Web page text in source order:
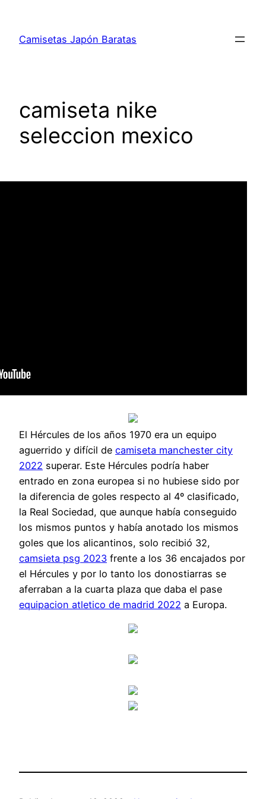
contenido
Camisetas Japón Baratas
camiseta nike
seleccion mexico
El Hércules de los años 1970 era un equipo
aguerrido y difícil de camiseta manchester city
2022 superar. Este Hércules podría haber
entrado en zona europea si no hubiese sido por
la diferencia de goles respecto al 4º clasificado,
la Real Sociedad, que aunque había conseguido
los mismos puntos y había anotado los mismos
goles que los alicantinos, solo recibió 32,
camsieta psg 2023 frente a los 36 encajados por
el Hércules y por lo tanto los donostiarras se
aferraban a la cuarta plaza que daba el pase
equipacion atletico de madrid 2022 a Europa.